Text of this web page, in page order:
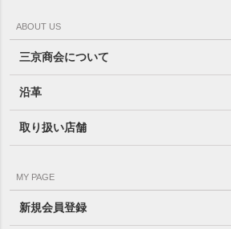
ABOUT US
三京商会について
沿革
取り扱い店舗
MY PAGE
新規会員登録